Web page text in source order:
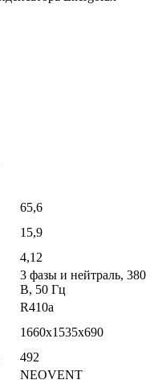
65,6
15,9
4,12
3 фазы и нейтраль, 380
В, 50 Гц
R410a
1660x1535x690
492
NEOVENT